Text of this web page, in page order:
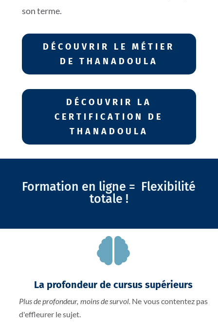
son terme.
DÉCOUVRIR LE MÉTIER
DE THANADOULA
DÉCOUVRIR LA
CERTIFICATION DE
THANADOULA
Formation en ligne = Flexibilité
totale !

La profondeur de cursus supérieurs
Plus de profondeur, moins de survol. Ne vous contentez pas
d'effleurer le sujet.